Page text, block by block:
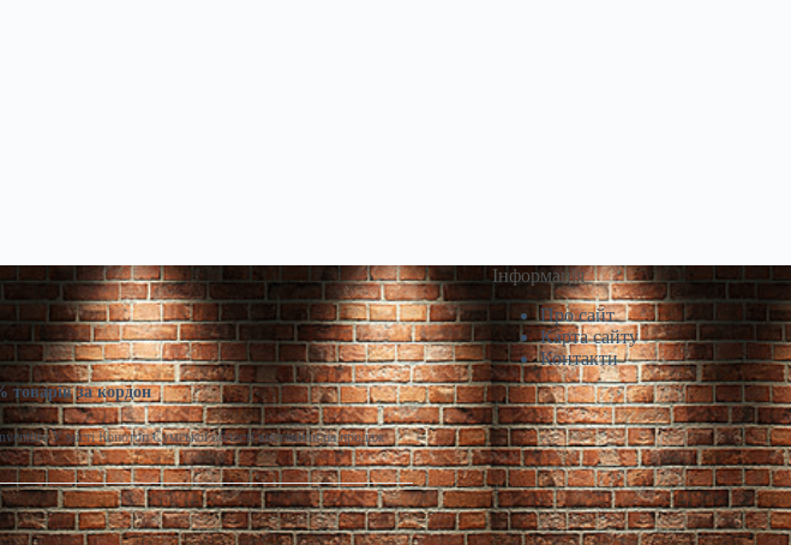
за кордон
У місті Конотоп Сумської області виставили на продаж
Інформація
Про сайт
Карта сайту
Контакти